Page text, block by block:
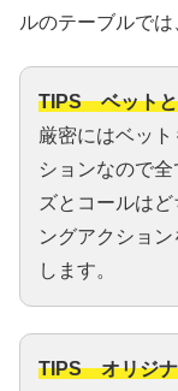
ルのテーブルでは
TIPS ベット
厳密にはベッ
ションなので
ズとコールは
ングアクショ
します。
TIPS オリジ